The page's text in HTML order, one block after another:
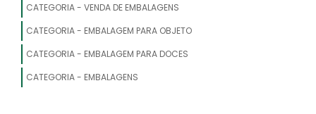
CATEGORIA - VENDA DE EMBALAGENS
CATEGORIA - EMBALAGEM PARA OBJETO
CATEGORIA - EMBALAGEM PARA DOCES
CATEGORIA - EMBALAGENS